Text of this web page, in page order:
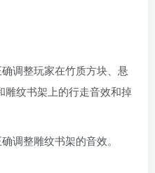
调整玩家在竹质方块、悬
雕纹书架上的行走音效和掉
调整雕纹书架的音效。